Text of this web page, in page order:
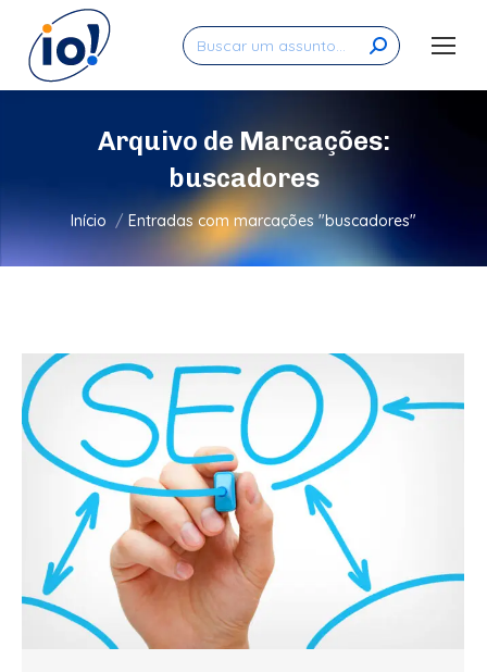
Search:
Arquivo de Marcações:
buscadores
Você está aqui:
Início Entradas com marcações "buscadores"